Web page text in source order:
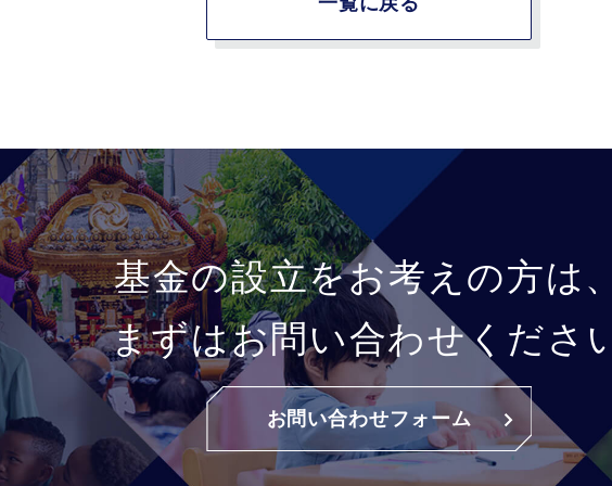
基金の設立をお考えの方は
まずはお問い合わせくださ
お問い合わせフォーム